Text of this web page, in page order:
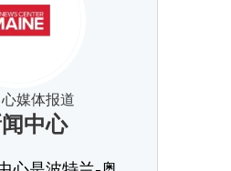
媒体报道
中心